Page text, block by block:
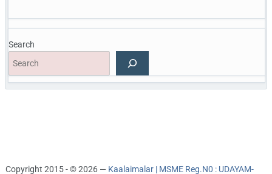
Search
Copyright 2015 - © 2026 — Kaalaimalar | MSME Reg.N0 : UDAYAM-